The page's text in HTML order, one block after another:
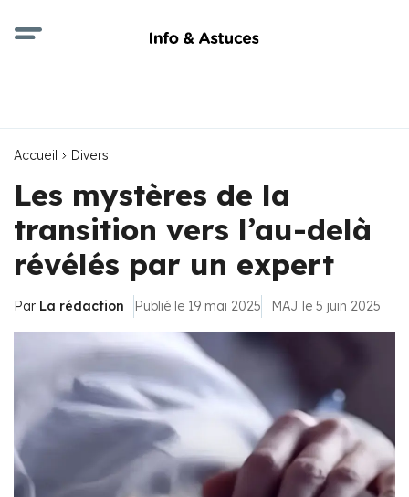
Accueil Divers
Les mystères de la
transition vers l’au-delà
révélés par un expert
Par La rédaction Publié le 19 mai 2025 MAJ le 5 juin 2025